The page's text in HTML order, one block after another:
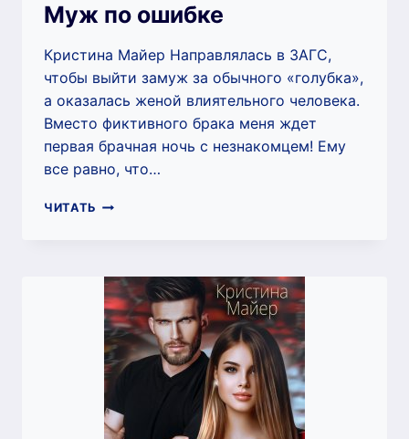
Муж по ошибке
Кристина Майер Направлялась в ЗАГС,
чтобы выйти замуж за обычного «голубка»,
а оказалась женой влиятельного человека.
Вместо фиктивного брака меня ждет
первая брачная ночь с незнакомцем! Ему
все равно, что…
ЧИТАТЬ МУЖ